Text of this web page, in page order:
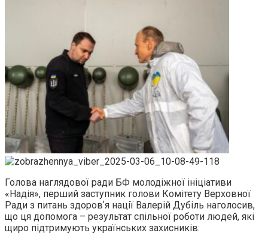
Голова наглядової ради БФ молодіжної ініціативи
«Надія», перший заступник голови Комітету Верховної
Ради з питань здоровʼя нації Валерій Дубіль наголосив,
що ця допомога – результат спільної роботи людей, які
щиро підтримують українських захисників: